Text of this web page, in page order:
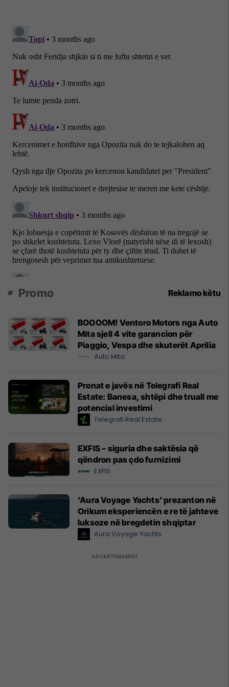
Promo Reklamo këtu
BOOOOM! Ventoro Motors nga Auto
Mita sjell 4 vite garancion për
Piaggio, Vespa dhe skuterët Aprilia
Auto Mita
Pronat e javës në Telegrafi Real
Estate: Banesa, shtëpi dhe truall me
potencial investimi
Telegrafi Real Estate
EXFIS – siguria dhe saktësia që
qëndron pas çdo furnizimi
EXFIS
'Aura Voyage Yachts' prezanton në
Orikum eksperiencën e re të jahteve
luksoze në bregdetin shqiptar
Aura Voyage Yachts